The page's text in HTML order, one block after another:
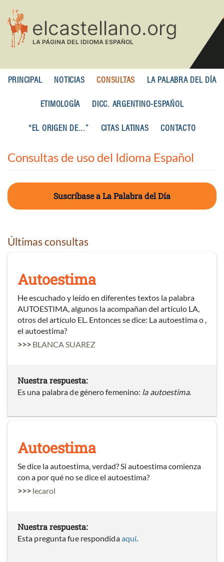
contenido
principal
PRINCIPAL NOTICIAS CONSULTAS LA PALABRA DEL DÍA
ETIMOLOGÍA DICC. ARGENTINO-ESPAÑOL
“EL ORIGEN DE...” CITAS LATINAS CONTACTO
Consultas de uso del Idioma Español
Suscríbase a La Palabra del Día
Últimas consultas
Autoestima
He escuchado y leído en diferentes textos la palabra
AUTOESTIMA, algunos la acompañan del artículo LA,
otros del artículo EL. Entonces se dice: La autoestima o ,
el autoestima?
>>> BLANCA SUAREZ
Nuestra respuesta:
Es una palabra de género femenino: la autoestima.
Autoestima
Se dice la autoestima, verdad? Si autoestima comienza
con a por qué no se dice el autoestima?
>>> lecarol
Nuestra respuesta:
Esta pregunta fue respondidaaquí